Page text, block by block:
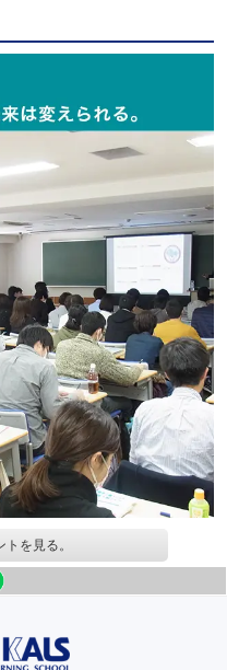
を見る。